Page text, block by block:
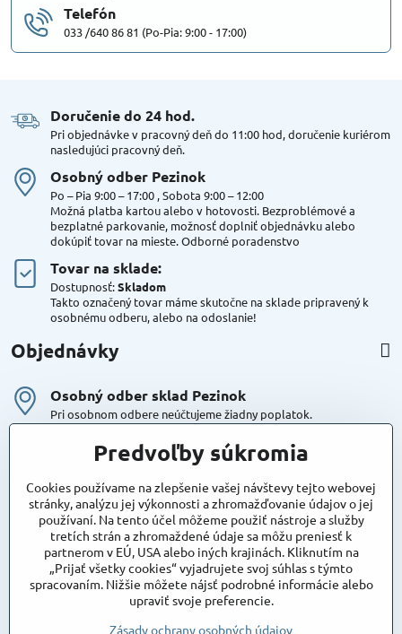
Telefón
033 /640 86 81 (Po-Pia: 9:00 - 17:00)
Doručenie do 24 hod​.
Pri objednávke v pracovný deň do 11:00 hod, doručenie kuriérom
nasledujúci pracovný deň.
Osobný odber Pezinok
Po – Pia 9:00 – 17:00 , Sobota 9:00 – 12:00
Možná platba kartou alebo v hotovosti. Bezproblémové a
bezplatné parkovanie, možnosť doplniť objednávku alebo
dokúpiť tovar na mieste. Odborné poradenstvo
Tovar na sklade:
Dostupnosť:Skladom
Takto označený tovar máme skutočne na sklade pripravený k
osobnému odberu, alebo na odoslanie!
Objednávky
Osobný odber sklad Pezinok
Pri osobnom odbere neúčtujeme žiadny poplatok.
Kuriér DPD , Geis
Cena za dopravu:
Maxstore
Bratislavská 79
Areál Satina
90201 Pezinok
vjazd do areálu z Bratislavskej ulice
Súradnice pre GPS:
48°16'48.83"N, 17°15'39.45"E
Predvoľby súkromia
Cookies používame na zlepšenie vašej návštevy tejto webovej
stránky, analýzu jej výkonnosti a zhromažďovanie údajov o jej
používaní. Na tento účel môžeme použiť nástroje a služby
tretích strán a zhromaždené údaje sa môžu preniesť k
partnerom v EÚ, USA alebo iných krajinách. Kliknutím na
„Prijať všetky cookies“ vyjadrujete svoj súhlas s týmto
spracovaním. Nižšie môžete nájsť podrobné informácie alebo
upraviť svoje preferencie.
Zásady ochrany osobných údajov